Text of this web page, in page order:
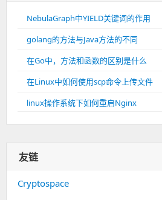
NebulaGraph中YIELD关键词的作用
golang的方法与Java方法的不同
在Go中，方法和函数的区别是什么
在Linux中如何使用scp命令上传文件
linux操作系统下如何重启Nginx
友链
Cryptospace